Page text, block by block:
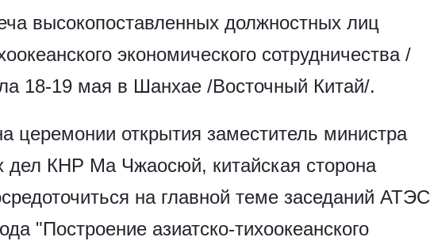
высокопоставленных должностных лиц
экономического сотрудничества /
18-19 мая в Шанхае /Восточный Китай/.
церемонии открытия заместитель министра
дел КНР Ма Чжаосюй, китайская сторона
на главной теме заседаний АТЭС
"Построение азиатско-тихоокеанского